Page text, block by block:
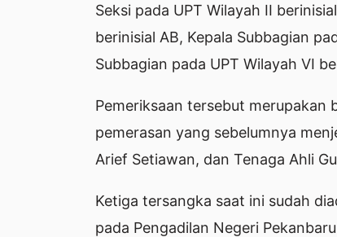
Seksi pada UPT Wilayah II
berinisial AB, Kepala Subbagian
Subbagian pada UPT Wilayah VI
Pemeriksaan tersebut merupakan
pemerasan yang sebelumnya
Arief Setiawan, dan Tenaga Ahli
Ketiga tersangka saat ini sudah
pada Pengadilan Negeri